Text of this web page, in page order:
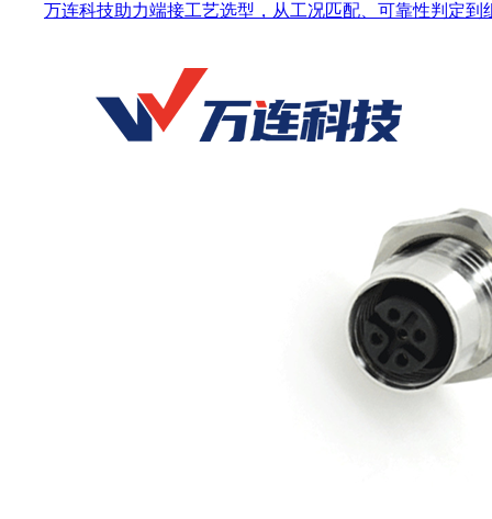
万连科技助力端接工艺选型，从工况匹配、可靠性判定到